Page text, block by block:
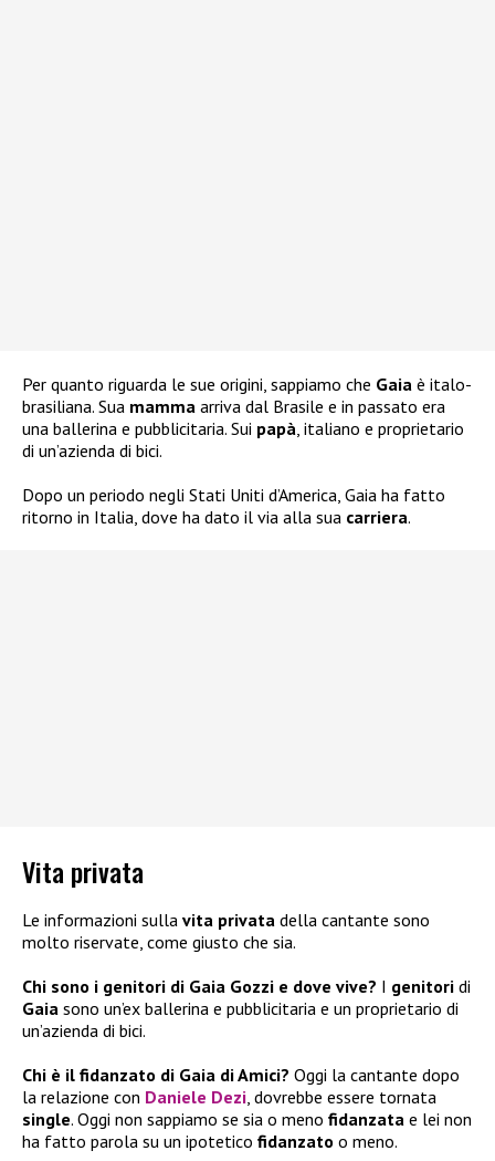
Per quanto riguarda le sue origini, sappiamo che Gaia è italo-
brasiliana. Sua mamma arriva dal Brasile e in passato era
una ballerina e pubblicitaria. Sui papà , italiano e proprietario
di un’azienda di bici.
Dopo un periodo negli Stati Uniti d’America, Gaia ha fatto
ritorno in Italia, dove ha dato il via alla sua carriera.
Vita privata
Le informazioni sulla vita privata della cantante sono
molto riservate, come giusto che sia.
Chi sono i genitori di Gaia Gozzi e dove vive? I genitori di
Gaia sono un’ex ballerina e pubblicitaria e un proprietario di
un’azienda di bici.
Chi è il fidanzato di Gaia di Amici? Oggi la cantante dopo
la relazione con Daniele Dezi, dovrebbe essere tornata
single. Oggi non sappiamo se sia o meno fidanzata e lei non
ha fatto parola su un ipotetico fidanzato o meno.